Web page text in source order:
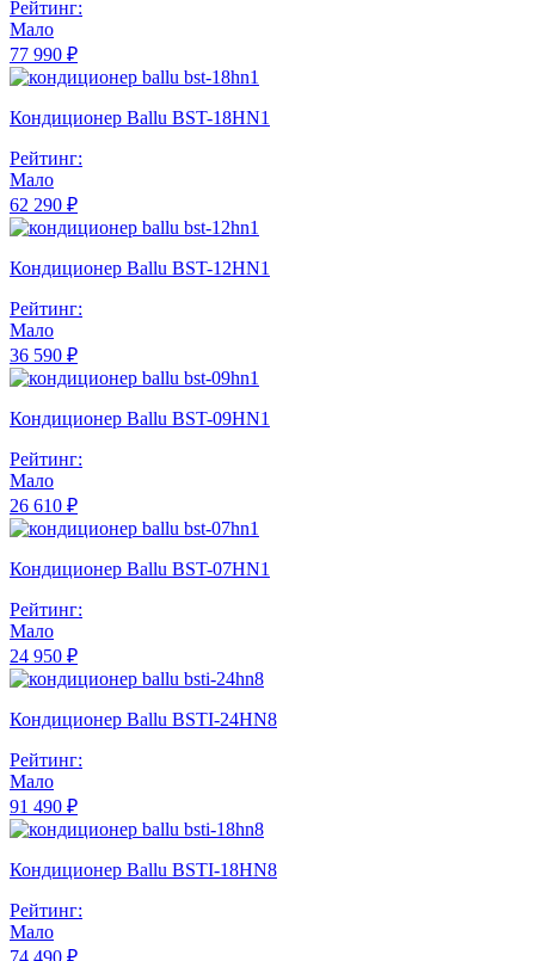
Рейтинг:
Мало
77 990 ₽
Кондиционер Ballu BST-18HN1
Рейтинг:
Мало
62 290 ₽
Кондиционер Ballu BST-12HN1
Рейтинг:
Мало
36 590 ₽
Кондиционер Ballu BST-09HN1
Рейтинг:
Мало
26 610 ₽
Кондиционер Ballu BST-07HN1
Рейтинг:
Мало
24 950 ₽
Кондиционер Ballu BSTI-24HN8
Рейтинг:
Мало
91 490 ₽
Кондиционер Ballu BSTI-18HN8
Рейтинг:
Мало